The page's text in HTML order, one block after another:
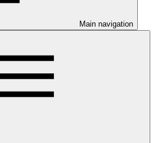
Main navigation